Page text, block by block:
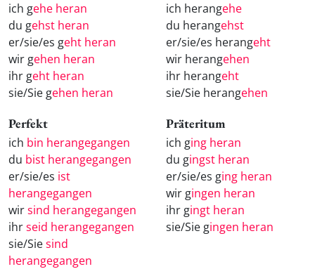
ich gehe heran
du gehst heran
er/sie/es geht heran
wir gehen heran
ihr geht heran
sie/Sie gehen heran
ich herangehe
du herangehst
er/sie/es herangeht
wir herangehen
ihr herangeht
sie/Sie herangehen
Perfekt
ich bin herangegangen
du bist herangegangen
er/sie/es ist
herangegangen
wirsind herangegangen
ihrseid herangegangen
sie/Siesind
herangegangen
Präteritum
ich ging heran
du gingst heran
er/sie/es ging heran
wir gingen heran
ihr gingt heran
sie/Sie gingen heran